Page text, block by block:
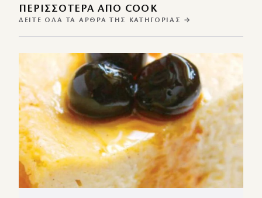
ΠΕΡΙΣΣΌΤΕΡΑ ΑΠΌ COOK
ΔΕΊΤΕ ΌΛΑ ΤΑ ΆΡΘΡΑ ΤΗΣ ΚΑΤΗΓΟΡΊΑΣ →